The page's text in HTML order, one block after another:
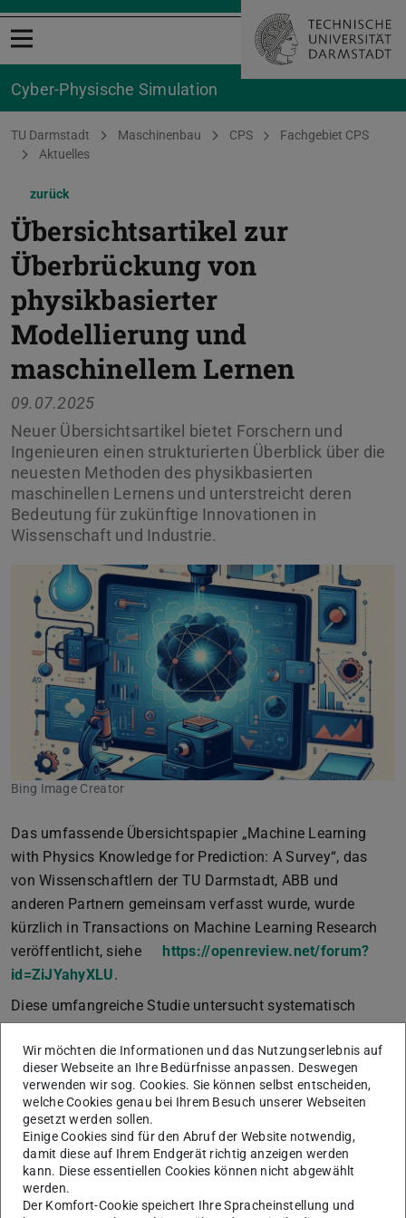
Menü öffnen
Cyber-Physische Simulation
Sie befinden sich hier:
TU Darmstadt Maschinenbau CPS
Fachgebiet CPS
Aktuelles
zurück
Übersichtsartikel zur
Überbrückung von
physikbasierter
Modellierung und
maschinellem Lernen
09.07.2025
Neuer Übersichtsartikel bietet Forschern und
Ingenieuren einen strukturierten Überblick über die
neuesten Methoden des physikbasierten
maschinellen Lernens und unterstreicht deren
Bedeutung für zukünftige Innovationen in
Wissenschaft und Industrie.
Bing Image Creator
Zurück
Das umfassende Übersichtspapier „Machine Learning
with Physics Knowledge for Prediction: A Survey“, das
von Wissenschaftlern der TU Darmstadt, ABB und
anderen Partnern gemeinsam verfasst wurde, wurde
kürzlich in Transactions on Machine Learning Research
veröffentlicht, siehe
https://openreview.net/forum?
id=ZiJYahyXLU.
Diese umfangreiche Studie untersucht systematisch
Methoden, die maschinelles Lernen mit physikalischem
Wissen verbinden, insbesondere die Integration partieller
Differentialgleichungen in Vorhersagemodelle. Sie
gliedert sich in zwei Hauptthemen:
1. Architektonische Integration der Physik: Einbettung
physikalischer Beschränkungen durch strukturierte
Modelle, Verlustfunktionen und Datenaugmentation.
2. Datenbasiertes Physikwissen: Nutzung von
Wir möchten die Informationen und das Nutzungserlebnis auf
dieser Webseite an Ihre Bedürfnisse anpassen. Deswegen
verwenden wir sog. Cookies. Sie können selbst entscheiden,
welche Cookies genau bei Ihrem Besuch unserer Webseiten
gesetzt werden sollen.
Einige Cookies sind für den Abruf der Website notwendig,
damit diese auf Ihrem Endgerät richtig anzeigen werden
kann. Diese essentiellen Cookies können nicht abgewählt
werden.
Der Komfort-Cookie speichert Ihre Spracheinstellung und